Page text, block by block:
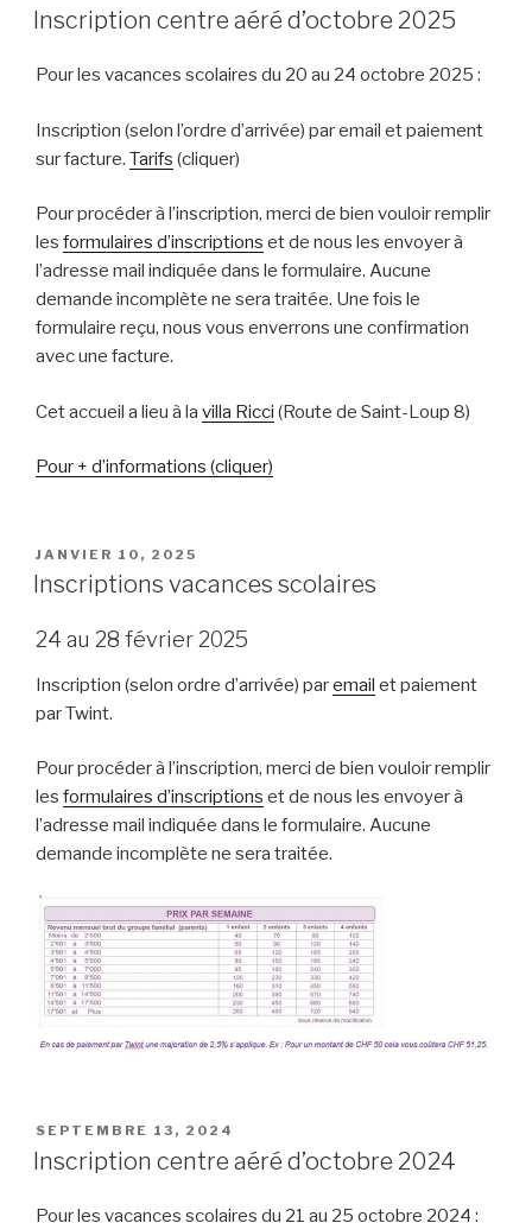
LE
Inscription centre aéré d’octobre 2025
Pour les vacances scolaires du 20 au 24 octobre 2025 :
Inscription (selon l’ordre d’arrivée) par email et paiement
sur facture. Tarifs (cliquer)
Pour procéder à l’inscription, merci de bien vouloir remplir
les formulaires d’inscriptions et de nous les envoyer à
l’adresse mail indiquée dans le formulaire. Aucune
demande incomplète ne sera traitée. Une fois le
formulaire reçu, nous vous enverrons une confirmation
avec une facture.
Cet accueil a lieu à la villa Ricci (Route de Saint-Loup 8)
Pour + d’informations (cliquer)
PUBLIÉ
LE
JANVIER 10, 2025
Inscriptions vacances scolaires
24 au 28 février 2025
Inscription (selon ordre d’arrivée) paremail et paiement
par Twint.
Pour procéder à l’inscription, merci de bien vouloir remplir
les formulaires d’inscriptions et de nous les envoyer à
l’adresse mail indiquée dans le formulaire. Aucune
demande incomplète ne sera traitée.
PUBLIÉ
LE
SEPTEMBRE 13, 2024
Inscription centre aéré d’octobre 2024
Pour les vacances scolaires du 21 au 25 octobre 2024 :